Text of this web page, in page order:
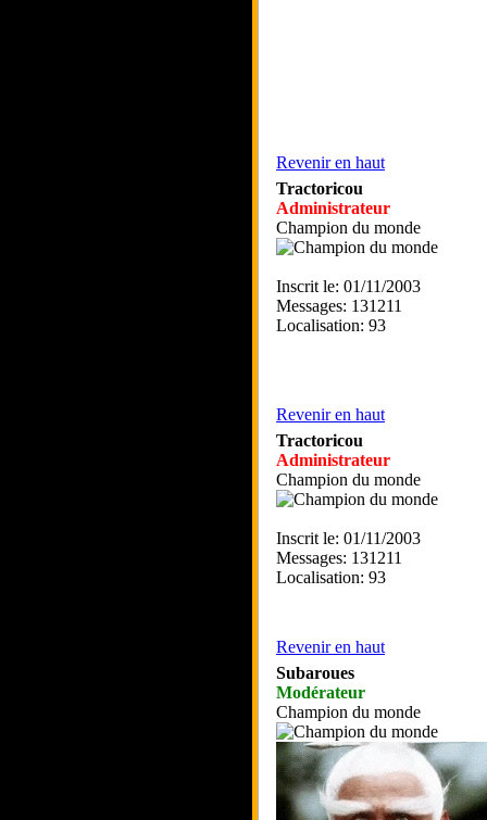
Revenir en haut
Tractoricou
Administrateur
Champion du monde
Inscrit le: 01/11/2003
Messages: 131211
Localisation: 93
Revenir en haut
Tractoricou
Administrateur
Champion du monde
Inscrit le: 01/11/2003
Messages: 131211
Localisation: 93
Revenir en haut
Subaroues
Modérateur
Champion du monde